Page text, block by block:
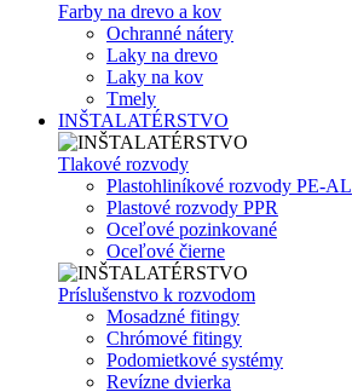
Farby na drevo a kov
Ochranné nátery
Laky na drevo
Laky na kov
Tmely
INŠTALATÉRSTVO
Tlakové rozvody
Plastohliníkové rozvody PE-AL
Plastové rozvody PPR
Oceľové pozinkované
Oceľové čierne
Príslušenstvo k rozvodom
Mosadzné fitingy
Chrómové fitingy
Podomietkové systémy
Revízne dvierka